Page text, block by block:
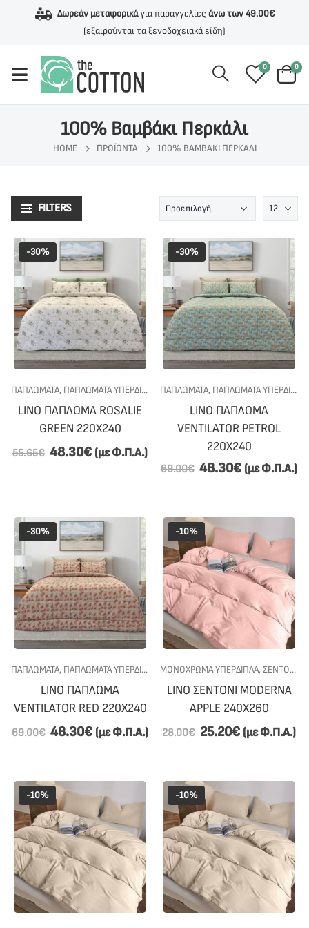
Δωρεάν μεταφορικάγια παραγγελίες άνω των 49.00€
(εξαιρούνται τα ξενοδοχειακά είδη)
0 0
100% Βαμβάκι Περκάλι
HOME ΠΡΟΪΌΝΤΑ 100% ΒΑΜΒΆΚΙ ΠΕΡΚΆΛΙ
FILTERS
-30%
ΠΑΠΛΩΜΑΤΑ, ΠΑΠΛΩΜΑΤΑ ΥΠΕΡΔΙΠΛΑ ,ΠΡΟΣΦΟΡΕΣ ,ΥΠΝΟΔΩΜΑΤΙΟ
LINO ΠΑΠΛΩΜΑ ROSALIE
GREEN 220X240
55.65€ 48.30€ (με Φ.Π.Α.)
-30%
ΠΑΠΛΩΜΑΤΑ, ΠΑΠΛΩΜΑΤΑ ΥΠΕΡΔΙΠΛΑ
LINO ΠΑΠΛΩΜΑ
VENTILATOR PETROL
220X240
69.00€ 48.30€ (με Φ.Π.Α.)
-30%
ΠΑΠΛΩΜΑΤΑ, ΠΑΠΛΩΜΑΤΑ ΥΠΕΡΔΙΠΛΑ ,ΠΡΟΣΦΟΡΕΣ,ΥΠΝΟΔΩΜΑΤΙΟ
LINO ΠΑΠΛΩΜΑ
VENTILATOR RED 220X240
69.00€ 48.30€ (με Φ.Π.Α.)
-10%
ΜΟΝΟΧΡΩΜΑ ΥΠΕΡΔΙΠΛΑ,ΣΕΝΤΟΝΙΑ
LINO ΣΕΝTΟΝΙ MODERNA
APPLE 240X260
28.00€ 25.20€ (με Φ.Π.Α.)
-10% -10%